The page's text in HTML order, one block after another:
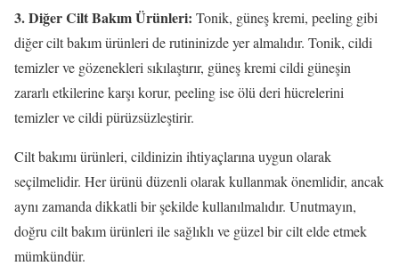
3. Diğer Cilt Bakım Ürünleri: Tonik, güneş kremi, peeling gibi
diğer cilt bakım ürünleri de rutininizde yer almalıdır. Tonik, cildi
temizler ve gözenekleri sıkılaştırır, güneş kremi cildi güneşin
zararlı etkilerine karşı korur, peeling ise ölü deri hücrelerini
temizler ve cildi pürüzsüzleştirir.
Cilt bakımı ürünleri, cildinizin ihtiyaçlarına uygun olarak
seçilmelidir. Her ürünü düzenli olarak kullanmak önemlidir, ancak
aynı zamanda dikkatli bir şekilde kullanılmalıdır. Unutmayın,
doğru cilt bakım ürünleri ile sağlıklı ve güzel bir cilt elde etmek
mümkündür.